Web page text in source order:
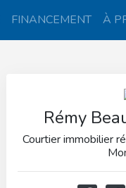
FINANCEMENT À
Rémy
Courtier immobilier